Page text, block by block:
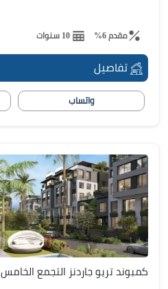
مقدم 6% 10 سنوات
تفاصيل
واتساب
كمبوند تريو جاردنز التجمع الخامس Trio Gardens اسعار 2026